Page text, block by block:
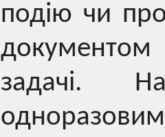
подію чи
документом
задачі.